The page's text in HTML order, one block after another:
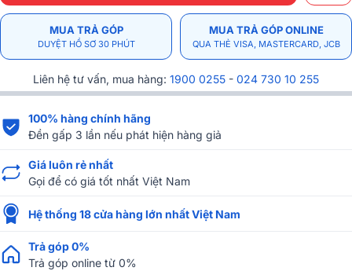
MUA TRẢ GÓP
DUYỆT HỒ SƠ 30 PHÚT
MUA TRẢ GÓP ONLINE
QUA THẺ VISA, MASTERCARD, JCB
Liên hệ tư vấn, mua hàng: 1900 0255 - 024 730 10 255
100% hàng chính hãng
Đền gấp 3 lần nếu phát hiện hàng giả
Giá luôn rẻ nhất
Gọi để có giá tốt nhất Việt Nam
Hệ thống 18 cửa hàng lớn nhất Việt Nam
Trả góp 0%
Trả góp online từ 0%